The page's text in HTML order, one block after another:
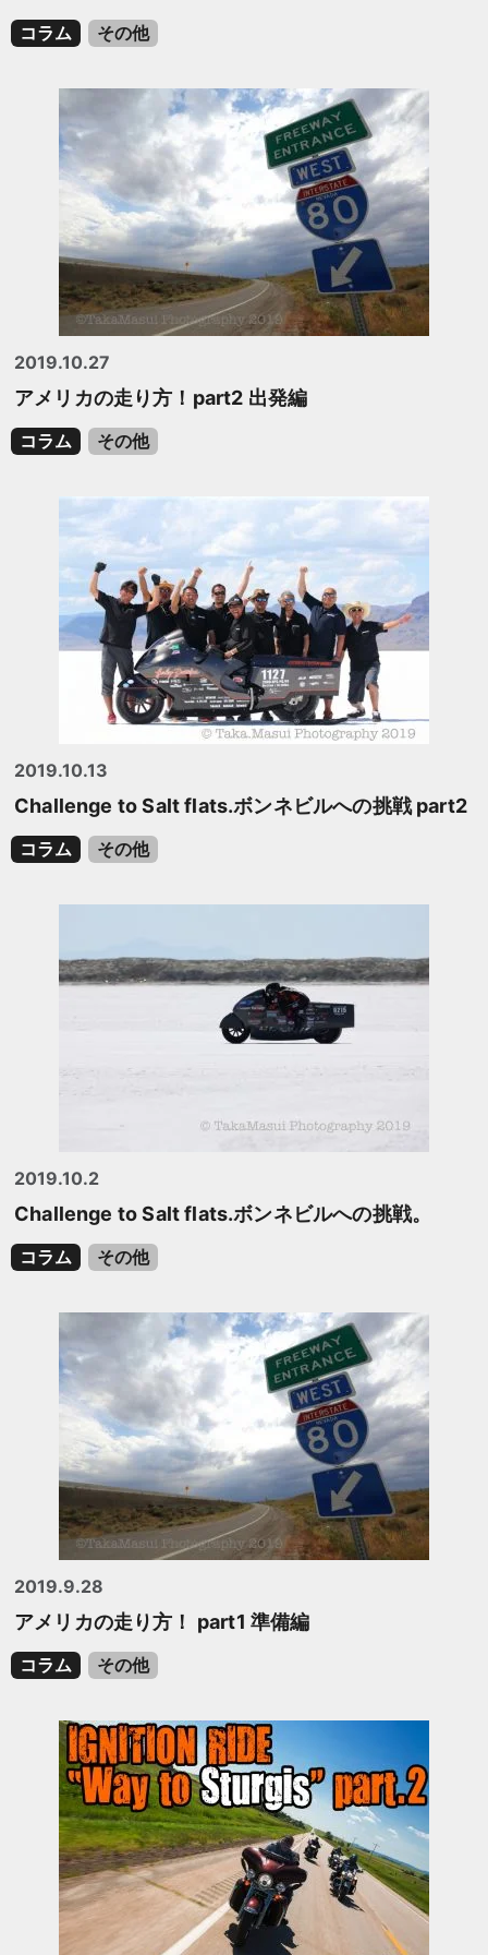
コラム その他
2019.10.27
アメリカの走り方！part2 出発編
コラム その他
2019.10.13
Challenge to Salt flats.ボンネビルへの挑戦 part2
コラム その他
2019.10.2
Challenge to Salt flats.ボンネビルへの挑戦。
コラム その他
2019.9.28
アメリカの走り方！ part1 準備編
コラム その他